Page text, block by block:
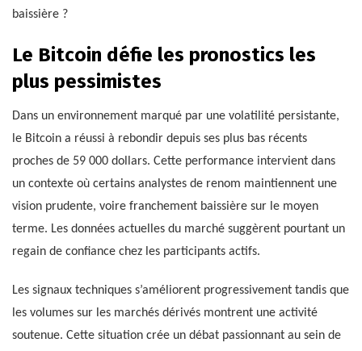
baissière ?
Le Bitcoin défie les pronostics les
plus pessimistes
Dans un environnement marqué par une volatilité persistante,
le Bitcoin a réussi à rebondir depuis ses plus bas récents
proches de 59 000 dollars. Cette performance intervient dans
un contexte où certains analystes de renom maintiennent une
vision prudente, voire franchement baissière sur le moyen
terme. Les données actuelles du marché suggèrent pourtant un
regain de confiance chez les participants actifs.
Les signaux techniques s’améliorent progressivement tandis que
les volumes sur les marchés dérivés montrent une activité
soutenue. Cette situation crée un débat passionnant au sein de